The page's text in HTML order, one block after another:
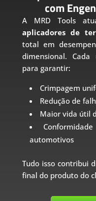
com
A MRD Tools
aplicadores de
total em
dimensional.
para garantir:
Crimpagem
Redução de
Maior vida útil
automotivos
Tudo isso contribui
final do produto do